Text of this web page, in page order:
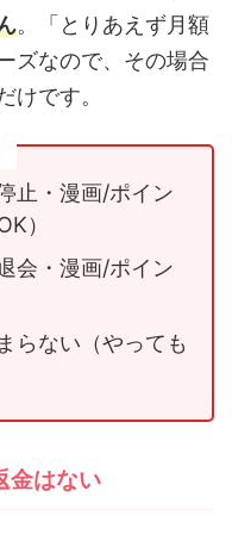
。「とりあえず月額
ズなので、その場合
けです。
止・漫画/ポイン
）
会・漫画/ポイン
らない（やっても
金はない